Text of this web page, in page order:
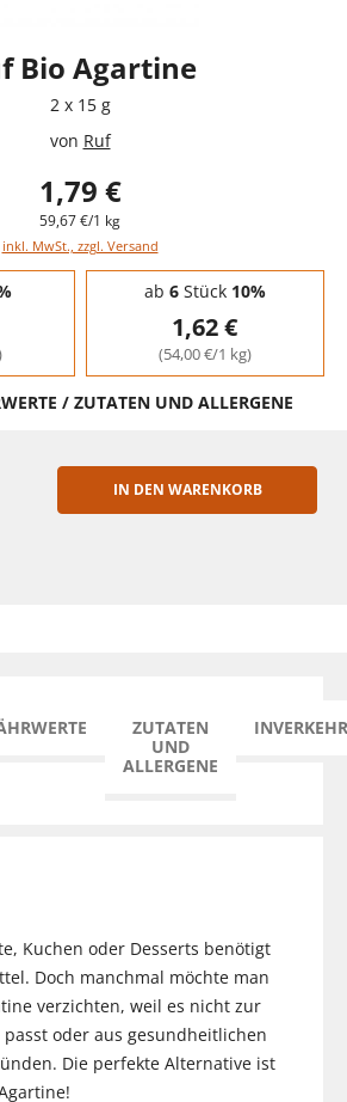
Bio Agartine
2 x 15 g
von Ruf
1,79 €
59,67 €/1 kg
inkl. MwSt., zzgl. Versand
ab 6Stück 10%
1,62 €
(54,00 €/1 kg)
/ ZUTATEN UND ALLERGENE
ERHÖHEN
IN DEN WARENKORB
ZUTATEN
UND
ALLERGENE
Kuchen oder Desserts benötigt
Doch manchmal möchte man
verzichten, weil es nicht zur
oder aus gesundheitlichen
Die perfekte Alternative ist